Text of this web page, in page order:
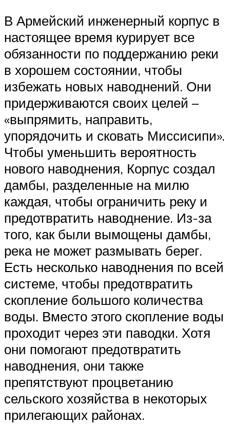
В Армейский инженерный корпус в
настоящее время курирует все
обязанности по поддержанию реки
в хорошем состоянии, чтобы
избежать новых наводнений. Они
придерживаются своих целей –
«выпрямить, направить,
упорядочить и сковать Миссисипи».
Чтобы уменьшить вероятность
нового наводнения, Корпус создал
дамбы, разделенные на милю
каждая, чтобы ограничить реку и
предотвратить наводнение. Из-за
того, как были вымощены дамбы,
река не может размывать берег.
Есть несколько наводнения по всей
системе, чтобы предотвратить
скопление большого количества
воды. Вместо этого скопление воды
проходит через эти паводки. Хотя
они помогают предотвратить
наводнения, они также
препятствуют процветанию
сельского хозяйства в некоторых
прилегающих районах.